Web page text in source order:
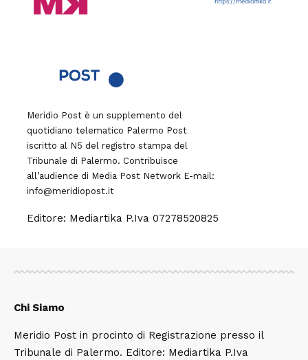
Meridio Post è un supplemento del
quotidiano telematico Palermo Post
iscritto al N5 del registro stampa del
Tribunale di Palermo. Contribuisce
all’audience di Media Post Network E-mail:
info@meridiopost.it
Editore: Mediartika P.Iva 07278520825
Chi Siamo
Meridio Post in procinto di Registrazione presso il
Tribunale di Palermo. Editore: Mediartika P.Iva